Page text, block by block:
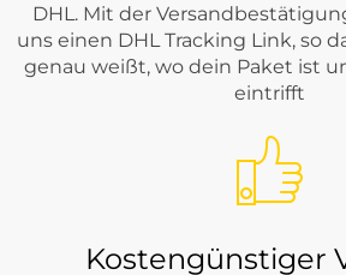
DHL. Mit der
uns einen DHL Tracking Link, so
genau weißt, wo dein Paket ist
eintrifft
Kostengünstiger